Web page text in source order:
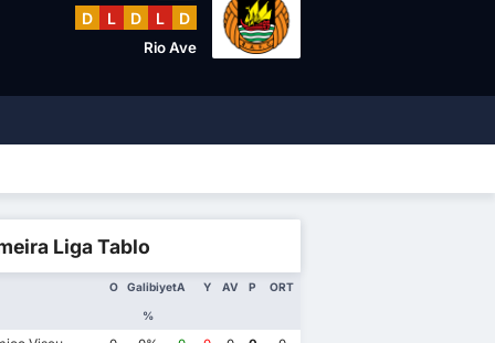
D L D L D
Rio Ave
Liga Tablo
O Galibiyet
%
A Y AV P ORT